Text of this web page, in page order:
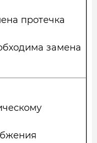
протечка
замена